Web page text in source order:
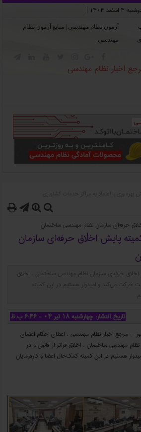
۴ اسفند ۱۴۰۴ |
آزمون نظام مهندسی | منابع آزمون نظام
مهندسی
اخبار نظام مهندسی
   
حرفه‌ای سازمان نظام مهندسی ساختمان
پایش اخلاق حرفه‌ای سازمان
تاریخ انتشار: چهارشنبه ۱۸ تیر ۰۴ - ۶:۴۶ ب.ظ
– مرجع اخبار نظام مهندسی ، اعطای احکام اعضای
مهندسی ساختمان ، اخلاق فراتر از قانون و در
هستیم در این کمیته کمک‌حال اعضا و کارفرمایان